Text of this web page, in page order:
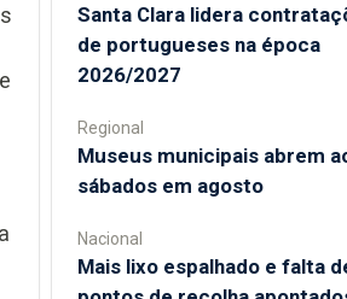
Santa Clara lidera
de portugueses na época
2026/2027
Regional
Museus municipais abrem
sábados em agosto
Nacional
Mais lixo espalhado e falta